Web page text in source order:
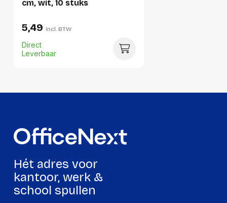
Breedte:
Hoogte:
22 millimeter
Hoeveelheid:
16 stuks
Hoogte:
Lengte:
cm, wit, 10 stuks
5,49 incl. BTW
Direct
Leverbaar
Hét adres voor
kantoor, werk &
school spullen